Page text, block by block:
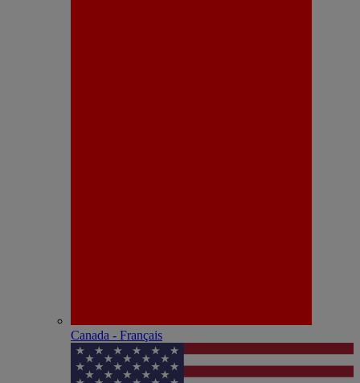
Canada - Français